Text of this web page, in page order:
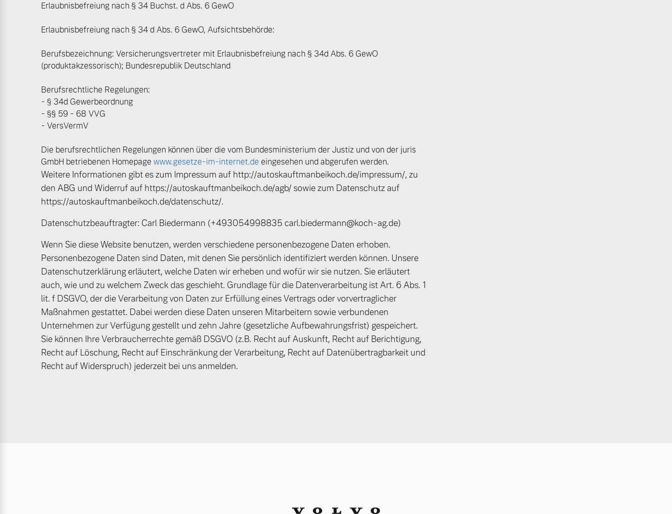
Jetzt kennenlernen
Mehr erfahren
Bitte sprechen Sie uns direkt an.
Mehr erfahren
Frühjahrscheck
Mehr erfahren
Finanzierung & Leasing
Versicherung
Erlaubnisbefreiung nach § 34 Buchst. d Abs. 6 GewO
Erlaubnisbefreiung nach § 34 d Abs. 6 GewO, Aufsichtsbehörde:
Berufsbezeichnung: Versicherungsvertreter mit Erlaubnisbefreiung nach § 34d Abs. 6 GewO
(produktakzessorisch); Bundesrepublik Deutschland
Berufsrechtliche Regelungen:
- § 34d Gewerbeordnung
- §§ 59 - 68 VVG
- VersVermV
Die berufsrechtlichen Regelungen können über die vom Bundesministerium der Justiz und von der juris
GmbH betriebenen Homepage www.gesetze-im-internet.de eingesehen und abgerufen werden.
Weitere Informationen gibt es zum Impressum auf http://autoskauftmanbeikoch.de/impressum/, zu
den ABG und Widerruf auf https://autoskauftmanbeikoch.de/agb/ sowie zum Datenschutz auf
https://autoskauftmanbeikoch.de/datenschutz/.
Datenschutzbeauftragter: Carl Biedermann (+493054998835 carl.biedermann@koch-ag.de)
Wenn Sie diese Website benutzen, werden verschiedene personenbezogene Daten erhoben.
Personenbezogene Daten sind Daten, mit denen Sie persönlich identifiziert werden können. Unsere
Datenschutzerklärung erläutert, welche Daten wir erheben und wofür wir sie nutzen. Sie erläutert
auch, wie und zu welchem Zweck das geschieht. Grundlage für die Datenverarbeitung ist Art. 6 Abs. 1
lit. f DSGVO, der die Verarbeitung von Daten zur Erfüllung eines Vertrags oder vorvertraglicher
Maßnahmen gestattet. Dabei werden diese Daten unseren Mitarbeitern sowie verbundenen
Unternehmen zur Verfügung gestellt und zehn Jahre (gesetzliche Aufbewahrungsfrist) gespeichert.
Sie können Ihre Verbraucherrechte gemäß DSGVO (z.B. Recht auf Auskunft, Recht auf Berichtigung,
Recht auf Löschung, Recht auf Einschränkung der Verarbeitung, Recht auf Datenübertragbarkeit und
Recht auf Widerspruch) jederzeit bei uns anmelden.